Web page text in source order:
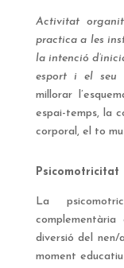
Activitat
practica a les
la intenció
esport i el seu
millorar
espai-temps, la
corporal, el to
Psicomotricitat
La
diversió del
moment